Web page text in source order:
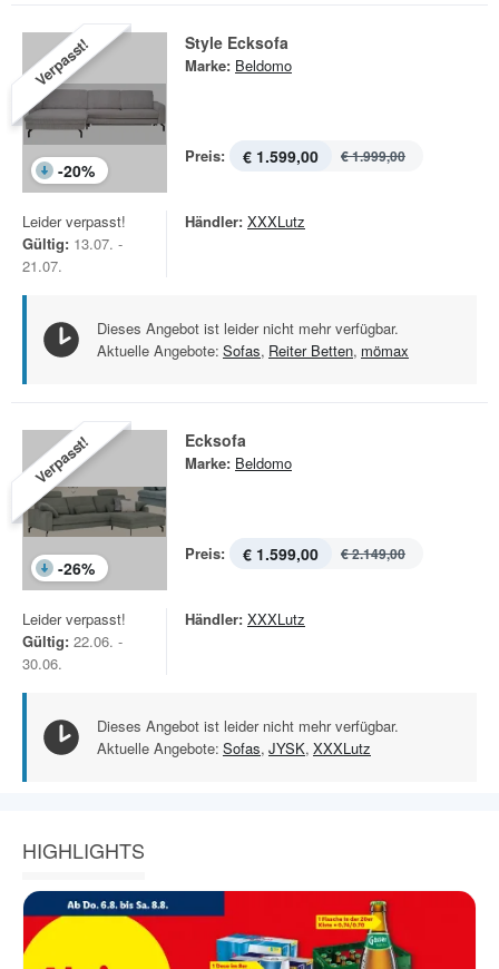
Verpasst!
-20%
Style Ecksofa
Marke: Beldomo
Preis: € 1.599,00 € 1.999,00
Leider verpasst!
Gültig: 13.07. -
21.07.
Händler: XXXLutz
Dieses Angebot ist leider nicht mehr verfügbar.
Aktuelle Angebote: Sofas, Reiter Betten, mömax
Verpasst!
-26%
Ecksofa
Marke: Beldomo
Preis: € 1.599,00 € 2.149,00
Leider verpasst!
Gültig: 22.06. -
30.06.
Händler: XXXLutz
Dieses Angebot ist leider nicht mehr verfügbar.
Aktuelle Angebote: Sofas, JYSK, XXXLutz
HIGHLIGHTS